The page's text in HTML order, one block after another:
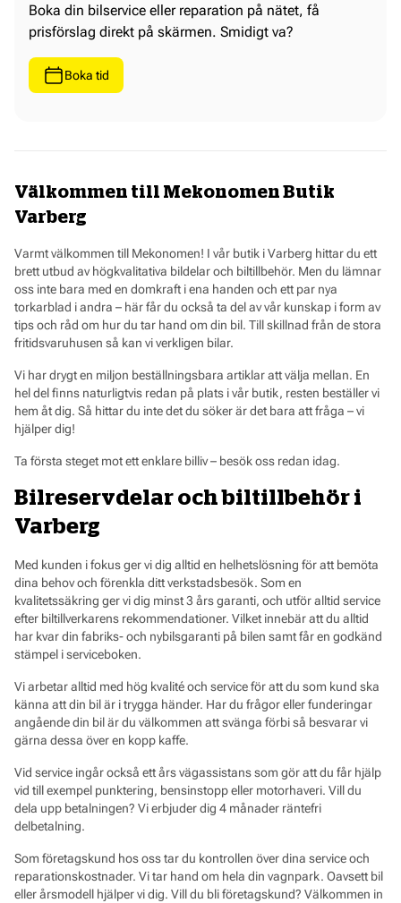
Boka din bilservice eller reparation på nätet, få
prisförslag direkt på skärmen. Smidigt va?
Boka tid
Välkommen till Mekonomen Butik
Varberg
Varmt välkommen till Mekonomen! I vår butik i Varberg hittar du ett
brett utbud av högkvalitativa bildelar och biltillbehör. Men du lämnar
oss inte bara med en domkraft i ena handen och ett par nya
torkarblad i andra – här får du också ta del av vår kunskap i form av
tips och råd om hur du tar hand om din bil. Till skillnad från de stora
fritidsvaruhusen så kan vi verkligen bilar.
Vi har drygt en miljon beställningsbara artiklar att välja mellan. En
hel del finns naturligtvis redan på plats i vår butik, resten beställer vi
hem åt dig. Så hittar du inte det du söker är det bara att fråga – vi
hjälper dig!
Ta första steget mot ett enklare billiv – besök oss redan idag.
Bilreservdelar och biltillbehör i
Varberg
Med kunden i fokus ger vi dig alltid en helhetslösning för att bemöta
dina behov och förenkla ditt verkstadsbesök. Som en
kvalitetssäkring ger vi dig minst 3 års garanti, och utför alltid service
efter biltillverkarens rekommendationer. Vilket innebär att du alltid
har kvar din fabriks- och nybilsgaranti på bilen samt får en godkänd
stämpel i serviceboken.
Vi arbetar alltid med hög kvalité och service för att du som kund ska
känna att din bil är i trygga händer. Har du frågor eller funderingar
angående din bil är du välkommen att svänga förbi så besvarar vi
gärna dessa över en kopp kaffe.
Vid service ingår också ett års vägassistans som gör att du får hjälp
vid till exempel punktering, bensinstopp eller motorhaveri. Vill du
dela upp betalningen? Vi erbjuder dig 4 månader räntefri
delbetalning.
Som företagskund hos oss tar du kontrollen över dina service och
reparationskostnader. Vi tar hand om hela din vagnpark. Oavsett bil
eller årsmodell hjälper vi dig. Vill du bli företagskund? Välkommen in